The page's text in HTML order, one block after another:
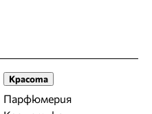
Красота
Парфюмерия